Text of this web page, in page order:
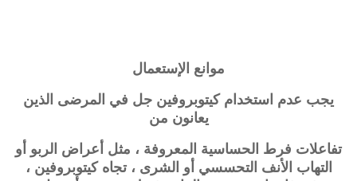
موانع الإستعمال
يجب عدم استخدام كيتوبروفين جل في المرضى الذين
يعانون من
تفاعلات فرط الحساسية المعروفة ، مثل أعراض الربو أو
التهاب الأنف التحسسي أو الشرى ، تجاه كيتوبروفين ،